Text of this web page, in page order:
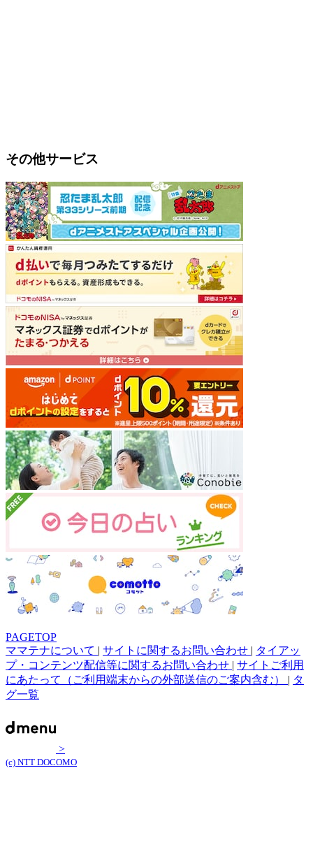
その他サービス
PAGETOP
ママテナについて | サイトに関するお問い合わせ | タイアッ
プ・コンテンツ配信等に関するお問い合わせ | サイトご利用
にあたって（ご利用端末からの外部送信のご案内含む） | タ
グ一覧
>
(c) NTT DOCOMO